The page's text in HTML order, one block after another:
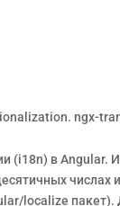
ngx-
(i18n) в
числах
localize